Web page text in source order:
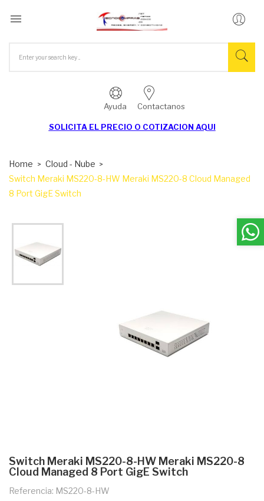

Ayuda Contactanos
SOLICITA EL PRECIO O COTIZACION AQUI
Home
Cloud - Nube
Switch Meraki MS220-8-HW Meraki MS220-8 Cloud Managed
8 Port GigE Switch
Switch Meraki MS220-8-HW Meraki MS220-8
Cloud Managed 8 Port GigE Switch
Referencia: MS220-8-HW